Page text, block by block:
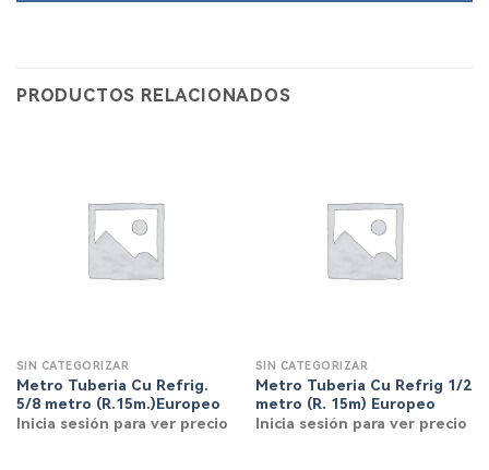
PRODUCTOS RELACIONADOS
SIN CATEGORIZAR
Metro Tuberia Cu Refrig.
5/8 metro (R.15m.)Europeo
Inicia sesión para ver precio
SIN CATEGORIZAR
Metro Tuberia Cu Refrig 1/2
metro (R. 15m) Europeo
Inicia sesión para ver precio